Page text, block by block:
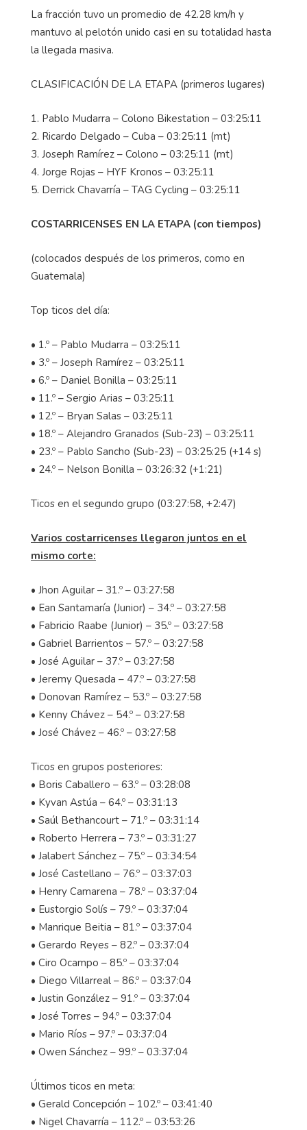
La fracción tuvo un promedio de 42.28 km/h y
mantuvo al pelotón unido casi en su totalidad hasta
la llegada masiva.
CLASIFICACIÓN DE LA ETAPA (primeros lugares)
1. Pablo Mudarra – Colono Bikestation – 03:25:11
2. Ricardo Delgado – Cuba – 03:25:11 (mt)
3. Joseph Ramírez – Colono – 03:25:11 (mt)
4. Jorge Rojas – HYF Kronos – 03:25:11
5. Derrick Chavarría – TAG Cycling – 03:25:11
COSTARRICENSES EN LA ETAPA (con tiempos)
(colocados después de los primeros, como en
Guatemala)
Top ticos del día:
• 1.º – Pablo Mudarra – 03:25:11
• 3.º – Joseph Ramírez – 03:25:11
• 6.º – Daniel Bonilla – 03:25:11
• 11.º – Sergio Arias – 03:25:11
• 12.º – Bryan Salas – 03:25:11
• 18.º – Alejandro Granados (Sub-23) – 03:25:11
• 23.º – Pablo Sancho (Sub-23) – 03:25:25 (+14 s)
• 24.º – Nelson Bonilla – 03:26:32 (+1:21)
Ticos en el segundo grupo (03:27:58, +2:47)
Varios costarricenses llegaron juntos en el
mismo corte:
• Jhon Aguilar – 31.º – 03:27:58
• Ean Santamaría (Junior) – 34.º – 03:27:58
• Fabricio Raabe (Junior) – 35.º – 03:27:58
• Gabriel Barrientos – 57.º – 03:27:58
• José Aguilar – 37.º – 03:27:58
• Jeremy Quesada – 47.º – 03:27:58
• Donovan Ramírez – 53.º – 03:27:58
• Kenny Chávez – 54.º – 03:27:58
• José Chávez – 46.º – 03:27:58
Ticos en grupos posteriores:
• Boris Caballero – 63.º – 03:28:08
• Kyvan Astúa – 64.º – 03:31:13
• Saúl Bethancourt – 71.º – 03:31:14
• Roberto Herrera – 73.º – 03:31:27
• Jalabert Sánchez – 75.º – 03:34:54
• José Castellano – 76.º – 03:37:03
• Henry Camarena – 78.º – 03:37:04
• Eustorgio Solís – 79.º – 03:37:04
• Manrique Beitia – 81.º – 03:37:04
• Gerardo Reyes – 82.º – 03:37:04
• Ciro Ocampo – 85.º – 03:37:04
• Diego Villarreal – 86.º – 03:37:04
• Justin González – 91.º – 03:37:04
• José Torres – 94.º – 03:37:04
• Mario Ríos – 97.º – 03:37:04
• Owen Sánchez – 99.º – 03:37:04
Últimos ticos en meta:
• Gerald Concepción – 102.º – 03:41:40
• Nigel Chavarría – 112.º – 03:53:26